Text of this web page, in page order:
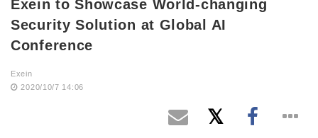
Exein to Showcase World-changing
Security Solution at Global AI
Conference
Exein
2020/10/7 14:06